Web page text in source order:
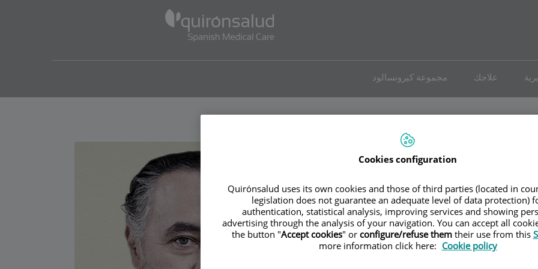
علاجك مجموعة كيرونسالود
ييرو
كيرونسالود مدريد
Cookies configuration
Quirónsalud uses its own cookies and those of third parties (located in
legislation does not guarantee an adequate level of data protection)
authentication, statistical analysis, improving services and showing
advertising through the analysis of your navigation. You can accept all
the button "Accept cookies" or configure/refuse themtheir use from this
more information click here: Cookie policy